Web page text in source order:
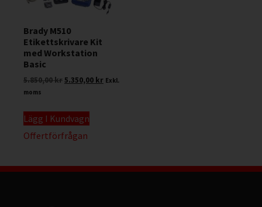
Brady M510
Etikettskrivare Kit
med Workstation
Basic
5.850,00kr5.350,00 kr Exkl.
moms
Lägg I Kundvagn
Offertförfrågan